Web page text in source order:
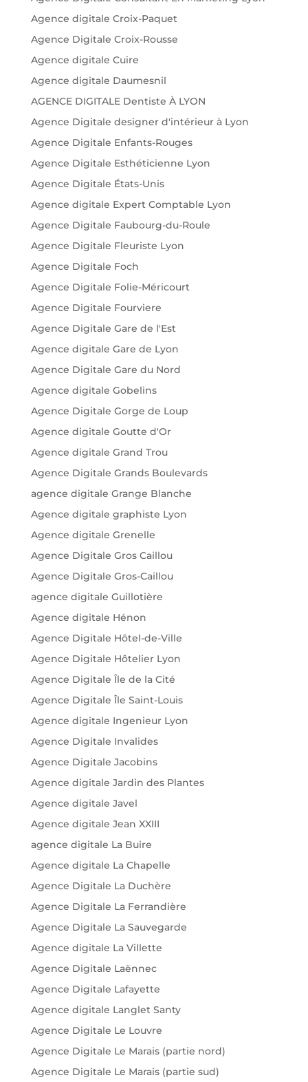
Agence digitale Croix-Paquet
Agence Digitale Croix-Rousse
Agence digitale Cuire
Agence digitale Daumesnil
AGENCE DIGITALE Dentiste À LYON
Agence Digitale designer d'intérieur à Lyon
Agence Digitale Enfants-Rouges
Agence Digitale Esthéticienne Lyon
Agence Digitale États-Unis
Agence digitale Expert Comptable Lyon
Agence Digitale Faubourg-du-Roule
Agence Digitale Fleuriste Lyon
Agence Digitale Foch
Agence Digitale Folie-Méricourt
Agence Digitale Fourviere
Agence Digitale Gare de l'Est
Agence digitale Gare de Lyon
Agence Digitale Gare du Nord
Agence digitale Gobelins
Agence Digitale Gorge de Loup
Agence digitale Goutte d'Or
Agence digitale Grand Trou
Agence Digitale Grands Boulevards
agence digitale Grange Blanche
Agence digitale graphiste Lyon
Agence digitale Grenelle
Agence Digitale Gros Caillou
Agence Digitale Gros-Caillou
agence digitale Guillotière
Agence digitale Hénon
Agence Digitale Hôtel-de-Ville
Agence Digitale Hôtelier Lyon
Agence Digitale Île de la Cité
Agence Digitale Île Saint-Louis
Agence digitale Ingenieur Lyon
Agence Digitale Invalides
Agence Digitale Jacobins
Agence digitale Jardin des Plantes
Agence digitale Javel
Agence digitale Jean XXIII
agence digitale La Buire
Agence digitale La Chapelle
Agence Digitale La Duchère
Agence Digitale La Ferrandière
Agence Digitale La Sauvegarde
Agence digitale La Villette
Agence Digitale Laënnec
Agence Digitale Lafayette
Agence digitale Langlet Santy
Agence Digitale Le Louvre
Agence Digitale Le Marais (partie nord)
Agence Digitale Le Marais (partie sud)